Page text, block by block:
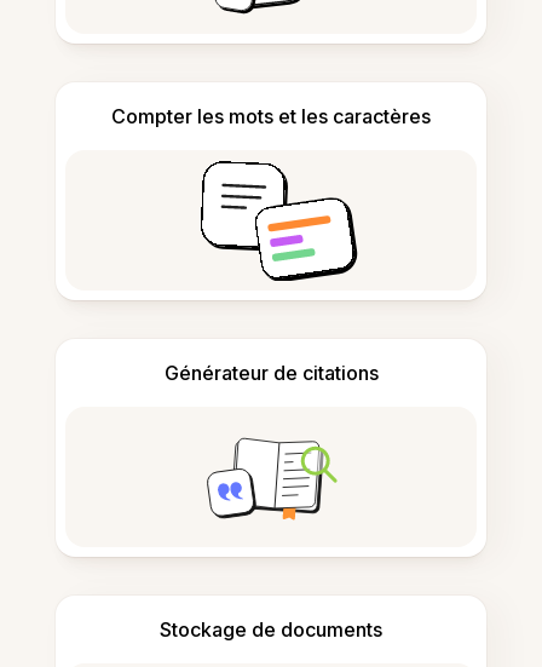
Compter les mots et les caractères
Générateur de citations
Stockage de documents